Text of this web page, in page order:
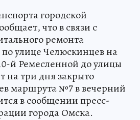
городской
что в связи с
ремонта
улице Челюскинцев на
й Ремесленной до улицы
на три дня закрыто
маршрута №7 в вечерний
в сообщении пресс-
города Омска.